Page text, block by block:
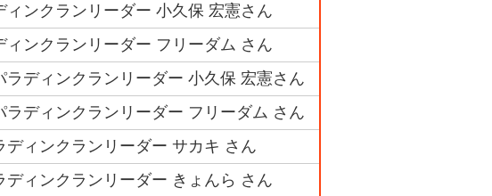
ンクランリーダー 小久保 宏憲さん
ンクランリーダー フリーダム さん
ディンクランリーダー 小久保 宏憲さん
ディンクランリーダー フリーダム さん
ィンクランリーダー サカキ さん
ィンクランリーダー きょんら さん